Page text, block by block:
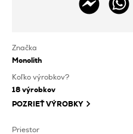
Značka
Monolith
Koľko výrobkov?
18 výrobkov
POZRIEŤ VÝROBKY
Priestor